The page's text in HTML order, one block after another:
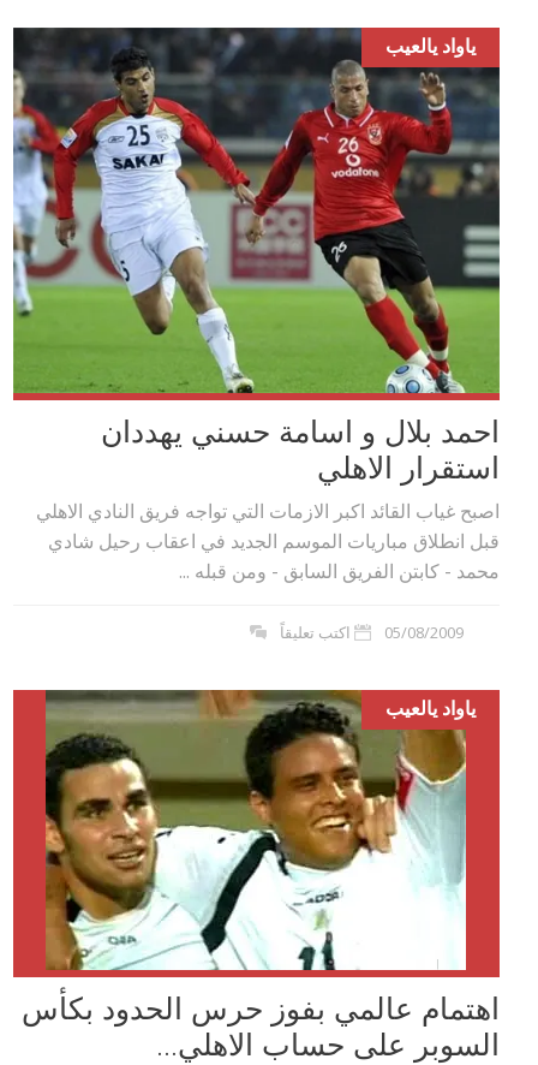
ياواد يالعيب
احمد بلال و اسامة حسني يهددان
استقرار الاهلي
اصبح غياب القائد اكبر الازمات التي تواجه فريق النادي الاهلي
قبل انطلاق مباريات الموسم الجديد في اعقاب رحيل شادي
محمد - كابتن الفريق السابق - ومن قبله ...
05/08/2009 اكتب تعليقاً
ياواد يالعيب
اهتمام عالمي بفوز حرس الحدود بكأس
السوبر على حساب الاهلي...